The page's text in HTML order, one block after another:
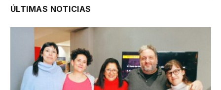
ÚLTIMAS NOTICIAS